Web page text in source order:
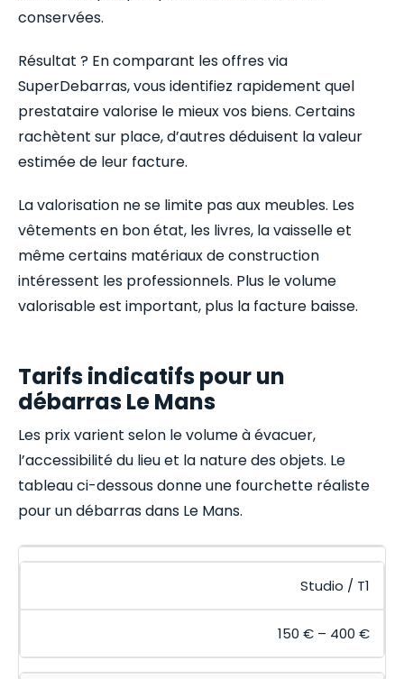
conservées.
Résultat ? En comparant les offres via
SuperDebarras, vous identifiez rapidement quel
prestataire valorise le mieux vos biens. Certains
rachètent sur place, d’autres déduisent la valeur
estimée de leur facture.
La valorisation ne se limite pas aux meubles. Les
vêtements en bon état, les livres, la vaisselle et
même certains matériaux de construction
intéressent les professionnels. Plus le volume
valorisable est important, plus la facture baisse.
Tarifs indicatifs pour un
débarras Le Mans
Les prix varient selon le volume à évacuer,
l’accessibilité du lieu et la nature des objets. Le
tableau ci-dessous donne une fourchette réaliste
pour un débarras dans Le Mans.
Studio / T1
150 € – 400 €